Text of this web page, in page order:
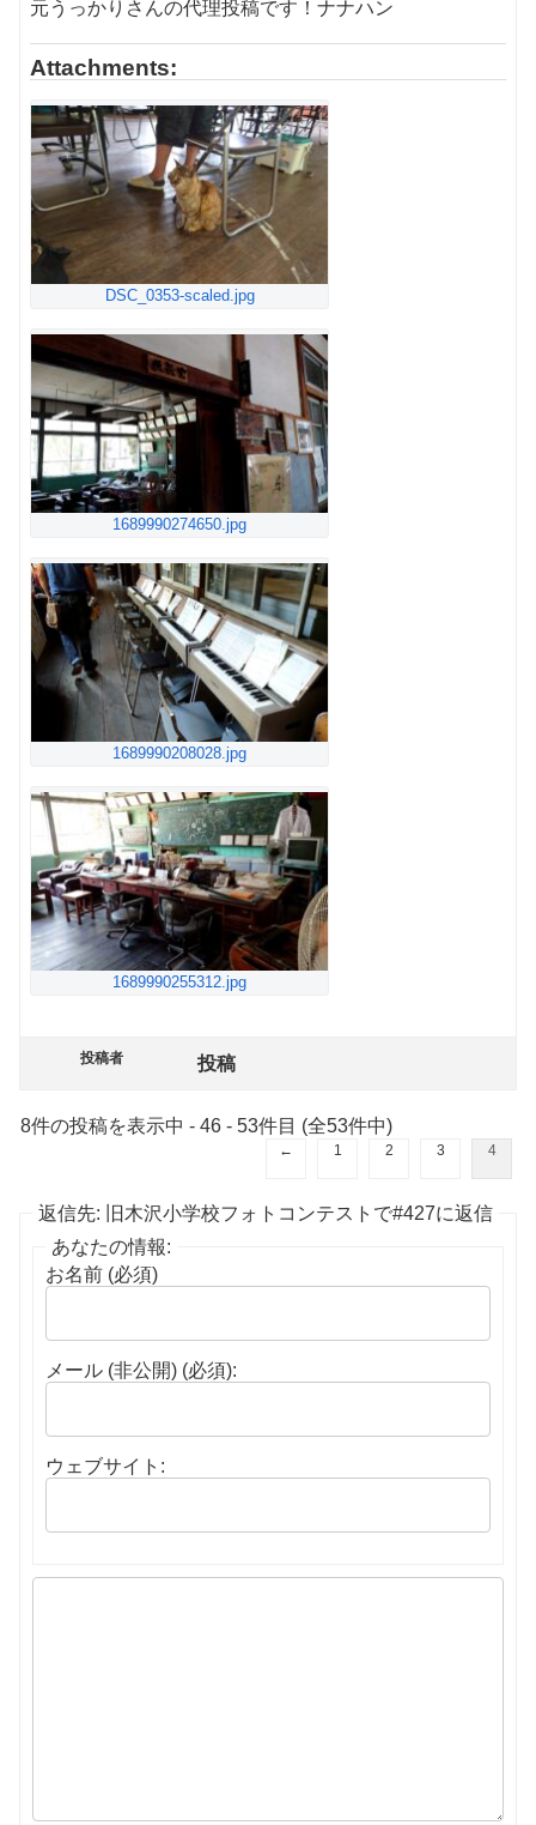
元うっかりさんの代理投稿です！ナナハン
Attachments:
DSC_0353-scaled.jpg
1689990274650.jpg
1689990208028.jpg
1689990255312.jpg
投稿者 投稿
8件の投稿を表示中 - 46 - 53件目 (全53件中)
← 1 2 3 4
返信先: 旧木沢小学校フォトコンテストで#427に返信
あなたの情報:
お名前 (必須)
メール (非公開) (必須):
ウェブサイト: